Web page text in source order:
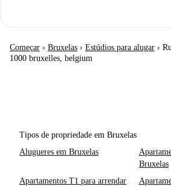
Começar › Bruxelas › Estúdios para alugar ›
1000 bruxelles, belgium
Tipos de propriedade em Bruxelas
Alugueres em Bruxelas
Bruxelas
Apartamentos T1 para arrendar